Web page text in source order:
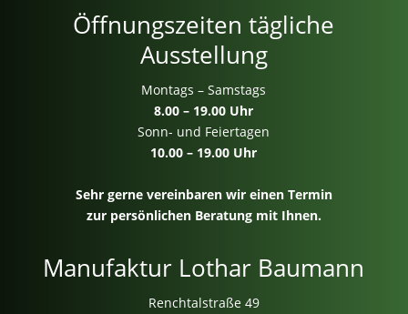
Öffnungszeiten tägliche
Ausstellung
Montags – Samstags
8.00 – 19.00 Uhr
Sonn- und Feiertagen
10.00 – 19.00 Uhr
Sehr gerne vereinbaren wir einen Termin
zur persönlichen Beratung mit Ihnen.
Manufaktur Lothar Baumann
Renchtalstraße 49